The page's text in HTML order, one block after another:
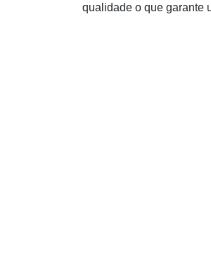
qualidade o que garante